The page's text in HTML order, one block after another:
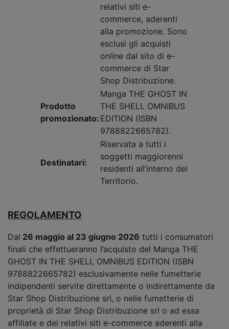
relativi siti e-
commerce, aderenti
alla promozione. Sono
esclusi gli acquisti
online dal sito di e-
commerce di Star
Shop Distribuzione.
Prodotto
promozionato:
Manga THE GHOST IN
THE SHELL OMNIBUS
EDITION (ISBN
9788822665782).
Destinatari:
Riservata a tutti i
soggetti maggiorenni
residenti all’interno del
Territorio.
REGOLAMENTO
Dal 26 maggio al 23 giugno 2026 tutti i consumatori
finali che effettueranno l’acquisto del Manga THE
GHOST IN THE SHELL OMNIBUS EDITION (ISBN
9788822665782) esclusivamente nelle fumetterie
indipendenti servite direttamente o indirettamente da
Star Shop Distribuzione srl, o nelle fumetterie di
proprietà di Star Shop Distribuzione srl o ad essa
affiliate e dei relativi siti e-commerce aderenti alla